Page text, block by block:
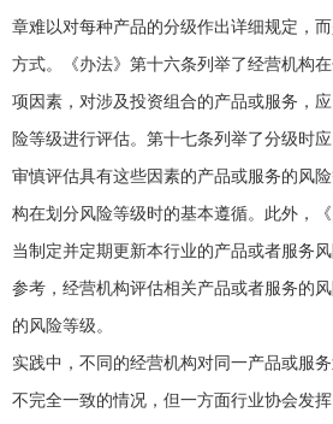
章难以对每种产品的分级作出详细规定，
方式。《办法》第十六条列举了经营机构
项因素，对涉及投资组合的产品或服务，
险等级进行评估。第十七条列举了分级时
审慎评估具有这些因素的产品或服务的风
构在划分风险等级时的基本遵循。此外，
当制定并定期更新本行业的产品或者服务
参考，经营机构评估相关产品或者服务的
的风险等级。
实践中，不同的经营机构对同一产品或服
不完全一致的情况，但一方面行业协会发